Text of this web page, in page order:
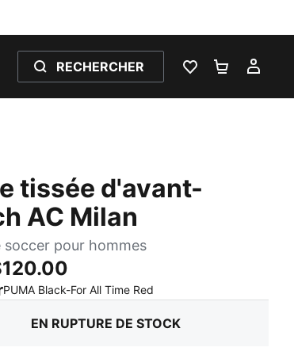
RECHERCHER
LISTE DEPANIER 0
tissée d'avant-
AC Milan
soccer pour hommes
PUMA Black-For All Time Red
EN RUPTURE DE STOCK